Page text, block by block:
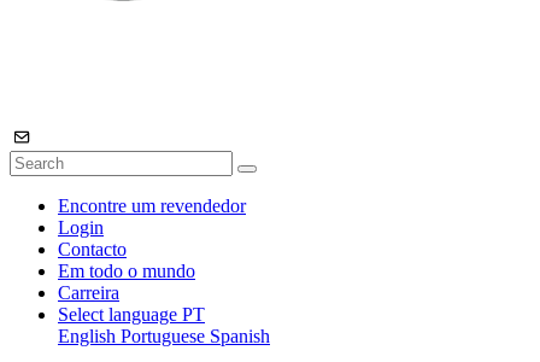
Encontre um revendedor
Login
Contacto
Em todo o mundo
Carreira
Select language PT
English Portuguese Spanish